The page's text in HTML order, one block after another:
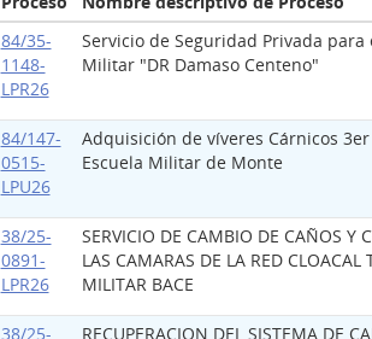
84/35-
1148-
LPR26
Servicio de Seguridad Privada
Militar "DR Damaso Centeno"
84/147-
0515-
LPU26
Adquisición de víveres Cárnicos
Escuela Militar de Monte
38/25-
0891-
LPR26
SERVICIO DE CAMBIO DE CAÑOS Y
LAS CAMARAS DE LA RED CLOACAL
MILITAR BACE
38/25- RECUPERACION DEL SISTEMA DE